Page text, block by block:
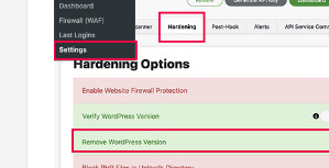
sekmesine geçerek doğrulayabilirsiniz.